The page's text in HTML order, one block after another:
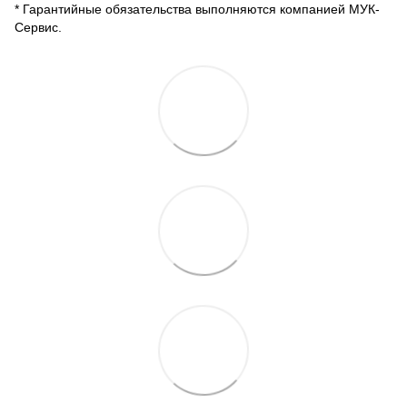
* Гарантийные обязательства выполняются компанией МУК-
Сервис.